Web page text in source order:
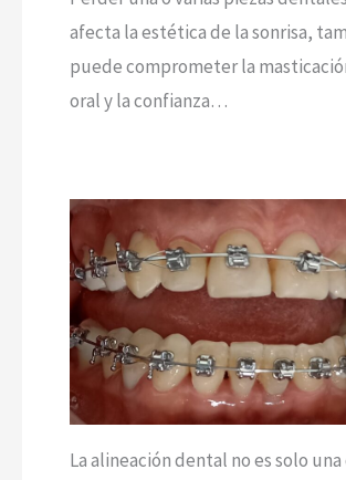
afecta la estética de la sonrisa,
puede comprometer la
oral y la confianza…
La alineación dental no es solo